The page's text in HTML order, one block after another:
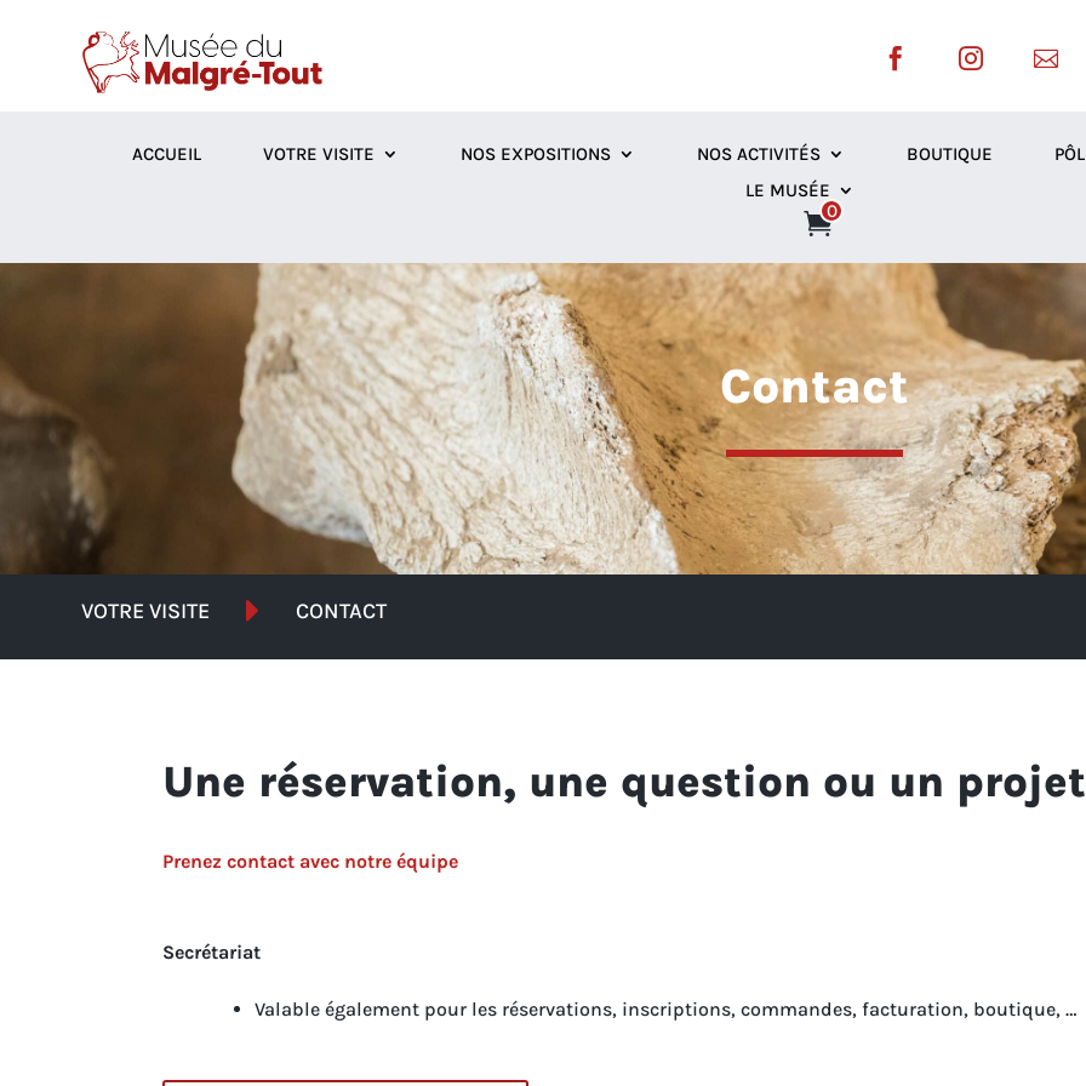
  
ACCUEIL VOTRE VISITE NOS EXPOSITIONS NOS ACTIVITÉS BOUTIQUE
LE MUSÉE
0
Contact
VOTRE VISITE  CONTACT
Une réservation, une question ou un
Prenez contact avec notre équipe
Secrétariat
Valable également pour les réservations, inscriptions, commandes, facturation, boutique, …